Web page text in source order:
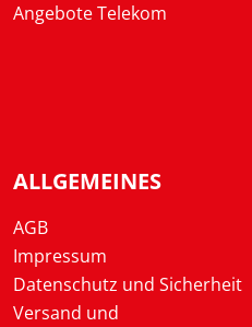
Angebote Telekom
ALLGEMEINES
AGB
Impressum
Datenschutz und Sicherheit
Versand und